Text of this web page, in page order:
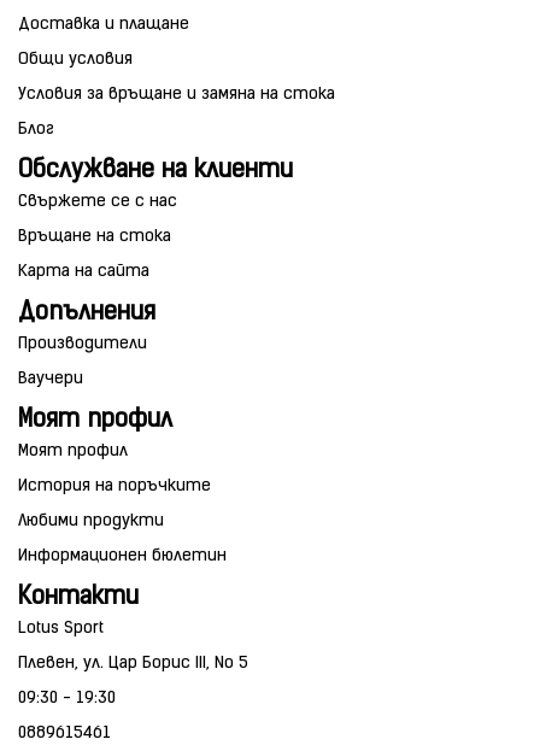
Доставка и плащане
Общи условия
Условия за връщане и замяна на стока
Блог
Обслужване на клиенти
Свържете се с нас
Връщане на стока
Карта на сайта
Допълнения
Производители
Ваучери
Моят профил
Моят профил
История на поръчките
Любими продукти
Информационен бюлетин
Контакти
Lotus Sport
Плевен, ул. Цар Борис III, No 5
09:30 - 19:30
0889615461